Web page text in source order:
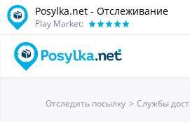
Posylka.net - Отслеживание
Play Market:
Отследить посылку Службы